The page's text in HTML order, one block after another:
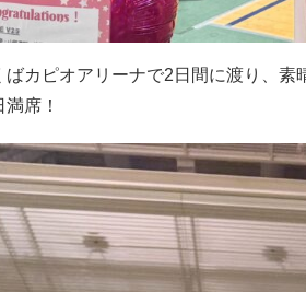
ばカピオアリーナで2日間に渡り、
席！